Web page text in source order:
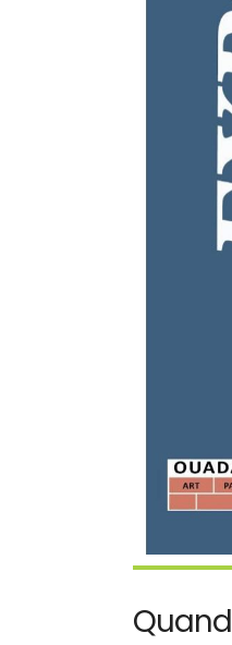
Quand